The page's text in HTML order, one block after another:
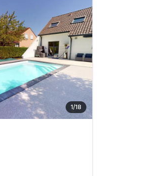
1/18